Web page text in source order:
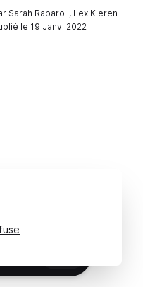
Sarah Raparoli, Lex Kleren
le 19 Janv. 2022
nous